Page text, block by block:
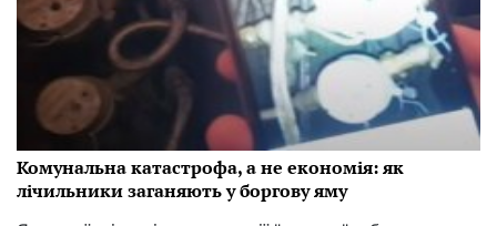
Комунальна катастрофа, а не економія: як
лічильники заганяють у боргову яму